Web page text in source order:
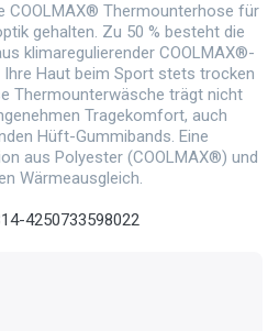
COOLMAX® Thermounterhose für
gehalten. Zu 50 % besteht die
klimaregulierender COOLMAX®-
Haut beim Sport stets trocken
Thermounterwäsche trägt nicht
Tragekomfort, auch
Hüft-Gummibands. Eine
aus Polyester (COOLMAX®) und
Wärmeausgleich.
4250733598022